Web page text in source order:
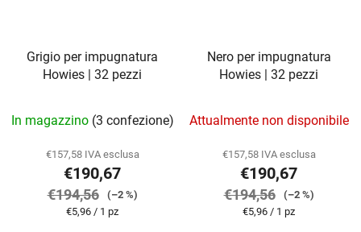
Grigio per impugnatura
Howies | 32 pezzi
In magazzino (3 confezione)
€157,58 IVA esclusa
€190,67
€194,56
(–2 %)
Prezzo
€5,96 / 1 pz
Nero per impugnatura
Howies | 32 pezzi
Attualmente non disponibile
€157,58 IVA esclusa
€190,67
€194,56
(–2 %)
Prezzo
€5,96 / 1 pz